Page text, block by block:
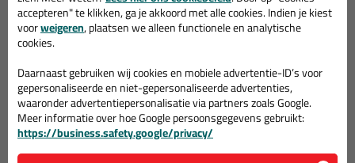
de heer
Naam *
Bedrijfsnaam
accepteren" te klikken, ga je akkoord met alle cookies. Indien je kiest
voorweigeren, plaatsen we alleen functionele en analytische
cookies.
Daarnaast gebruiken wij cookies en mobiele advertentie-ID’s voor
gepersonaliseerde en niet-gepersonaliseerde advertenties,
waaronder advertentiepersonalisatie via partners zoals Google.
Meer informatie over hoe Google persoonsgegevens gebruikt:
https://business.safety.google/privacy/